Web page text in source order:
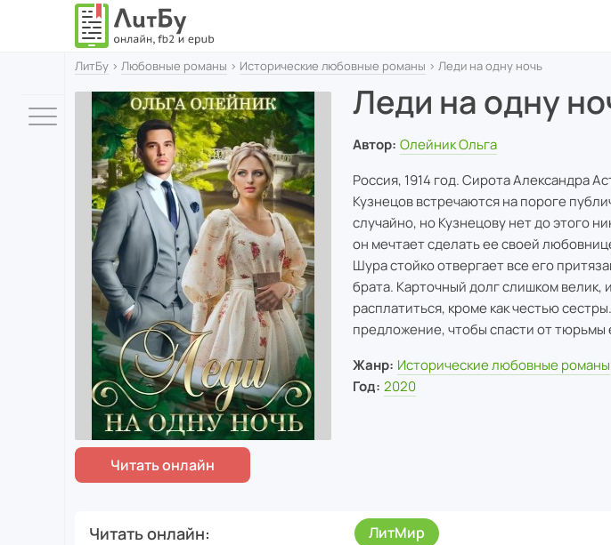
ЛитБу › Любовные романы › Исторические любовные романы › Леди на одну ночь
Леди на одну
Автор: Олейник Ольга
Россия, 1914 год. Сирота Александра
Кузнецов встречаются на пороге
случайно, но Кузнецову нет до этого
он мечтает сделать ее своей
Шура стойко отвергает все его
брата. Карточный долг слишком
расплатиться, кроме как честью
предложение, чтобы спасти от тюрьмы
Жанр: Исторические любовные романы
Год: 2020
Читать онлайн ЛитМир